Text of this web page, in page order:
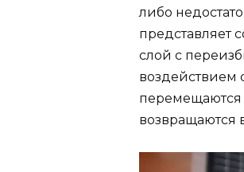
либо
представляет
слой с
воздействием
перемещаются
возвращаются